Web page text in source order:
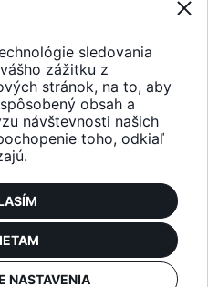
sledovania
zážitku z
stránok, na to, aby
obsah a
návštevnosti našich
toho, odkiaľ
NASTAVENIA